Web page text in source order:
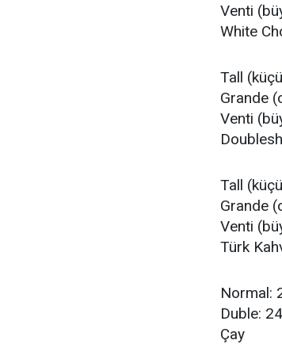
Venti
White
Tall
Grande
Venti
Tall
Grande
Venti
Türk
Normal:
Duble:
Çay